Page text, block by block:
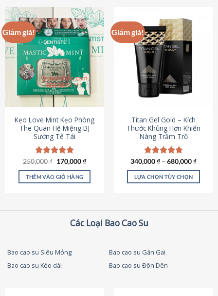
có
nhiều
biến
tùy
chọn
có
chọn
trên
trang
sản
phẩm
Giảm giá!
Kẹo Love Mint Kẹo Phòng
The Quan Hệ Miệng BJ
Sướng Tê Tái
Được xếp
hạng5.00
5 sao
250,000₫ Giá
là:
250,000 ₫.
170,000₫Giá
tại
THÊM VÀO GIỎ HÀNG
Giảm giá!
Titan Gel Gold – Kích
Thước Khủng Hơn Khiến
Nàng Trầm Trồ
Được xếp
hạng4.79
5 sao
340,000₫ – 680,000₫
LỰA CHỌN TÙY CHỌN
thể.
tùy
Các Loại Bao Cao Su
Bao cao su Siêu Mỏng
Bao cao su Gân Gai
Bao cao su Kéo dài
Bao cao su Đôn Dên